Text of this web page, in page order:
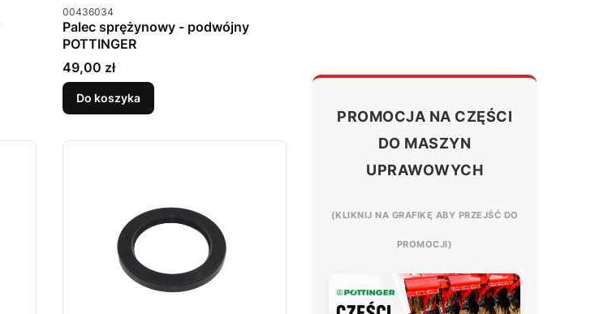
Kod produktu
00436034
Palec sprężynowy - podwójny
POTTINGER
Cena
49,00 zł
Do koszyka
PROMOCJA NA CZĘŚCI
DO MASZYN
UPRAWOWYCH
(KLIKNIJ NA GRAFIKĘ ABY PRZEJŚĆ DO
PROMOCJI)